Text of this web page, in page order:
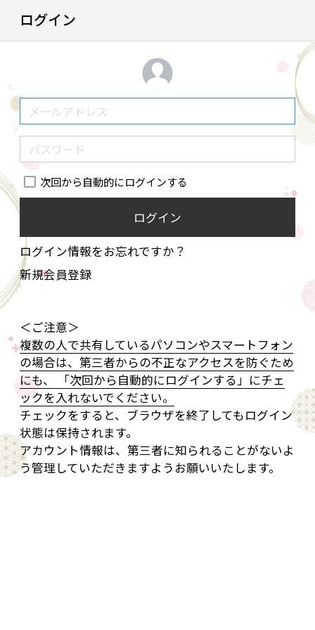
ログイン
次回から自動的にログインする
ログイン
ログイン情報をお忘れですか？
新規会員登録
＜ご注意＞
複数の人で共有しているパソコンやスマートフォン
の場合は、第三者からの不正なアクセスを防ぐため
にも、 「次回から自動的にログインする」にチェ
ックを入れないでください。
チェックをすると、ブラウザを終了してもログイン
状態は保持されます。
アカウント情報は、第三者に知られることがないよ
う管理していただきますようお願いいたします。